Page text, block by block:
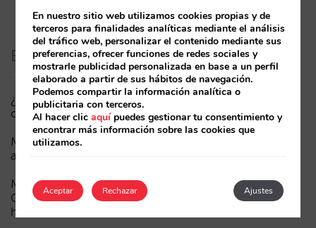
Entradas recientes
¿Puede un Mundial reducir las reservas hoteleras? El
caso de México durante la FIFA World Cup 2026
Menos campañas, más inteligentes: manual IA para
actualizar el marketing digital de tu hotel (parte 1)
Madrid ante la Fórmula 1: aprendizajes del GP de
Catalunya y del GP de Ciudad de México para los
hoteles
En nuestro sitio web utilizamos cookies propias y de
terceros para finalidades analíticas mediante el análisis
del tráfico web, personalizar el contenido mediante sus
preferencias, ofrecer funciones de redes sociales y
mostrarle publicidad personalizada en base a un perfil
elaborado a partir de sus hábitos de navegación.
Podemos compartir la información analítica o
publicitaria con terceros.
Al hacer clicaquípuedes gestionar tu consentimiento y
encontrar más información sobre las cookies que
utilizamos.
Aceptar Ajustes
Rechazar